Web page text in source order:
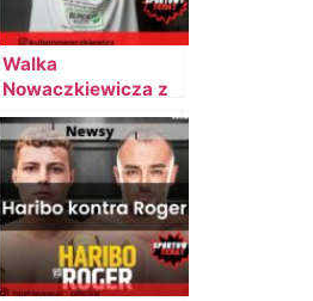
Walka
Nowaczkiewicza z
Josefem Bratanem
na gali Fame Friday
Arena #1
[AKTUALIZACJA]